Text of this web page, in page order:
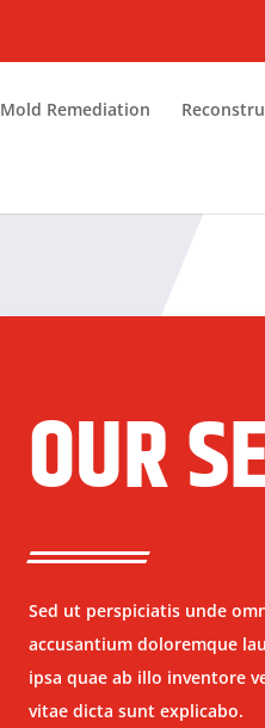
Mold Remediation
OUR
Sed ut perspiciatis unde
accusantium doloremque
ipsa quae ab illo inventore
vitae dicta sunt explicabo.